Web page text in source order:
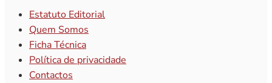
Estatuto Editorial
Quem Somos
Ficha Técnica
Política de privacidade
Contactos